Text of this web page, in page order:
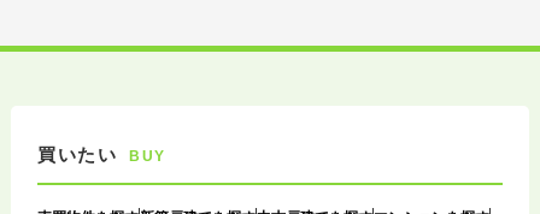
買いたい BUY